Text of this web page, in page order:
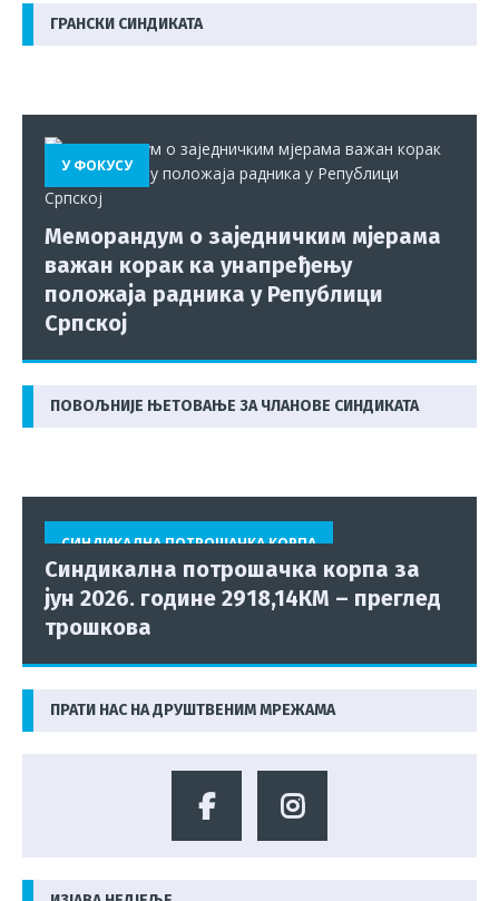
ГРАНСКИ СИНДИКАТА
У ФОКУСУ
Меморандум о заједничким мјерама
важан корак ка унапређењу
положаја радника у Републици
Српској
ПОВОЉНИЈЕ ЊЕТОВАЊЕ ЗА ЧЛАНОВЕ СИНДИКАТА
СИНДИКАЛНА ПОТРОШАЧКА КОРПА
Синдикална потрошачка корпа за
јун 2026. године 2918,14КМ – преглед
трошкова
ПРАТИ НАС НА ДРУШТВЕНИМ МРЕЖАМА